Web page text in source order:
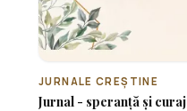
JURNALE CREȘTINE
Jurnal - speranță și curaj